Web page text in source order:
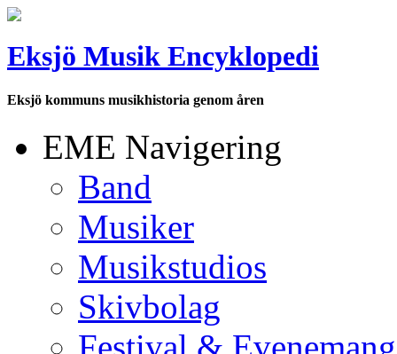
Eksjö Musik Encyklopedi
Eksjö kommuns musikhistoria genom åren
EME Navigering
Band
Musiker
Musikstudios
Skivbolag